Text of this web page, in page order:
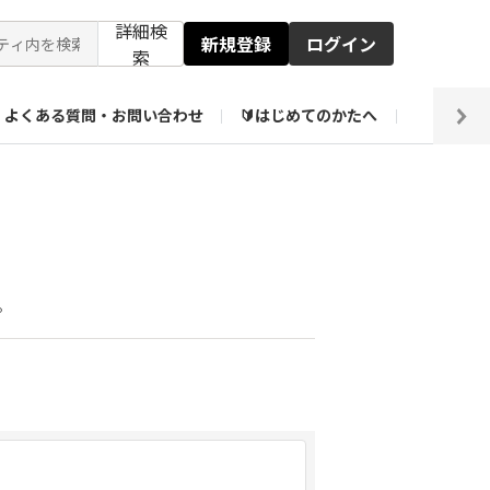
詳細検
索
新規登録 ログイン
よくある質問・お問い合わせ 🔰はじめてのかたへ 編集